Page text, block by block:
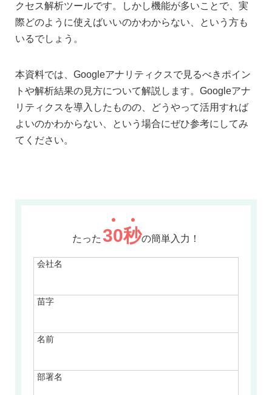
クセス解析ツールです。しかし機能が多いことで、実
際どのように使えばいいのかわからない、という方も
いるでしょう。
本資料では、Googleアナリティクスで見るべきポイン
トや解析結果の見方について解説します。Googleアナ
リティクスを導入したものの、どうやって活用すれば
よいのかわからない、という場合にぜひ参考にしてみ
てください。
たった 30秒の簡単入力！
会社名
苗字
名前
部署名